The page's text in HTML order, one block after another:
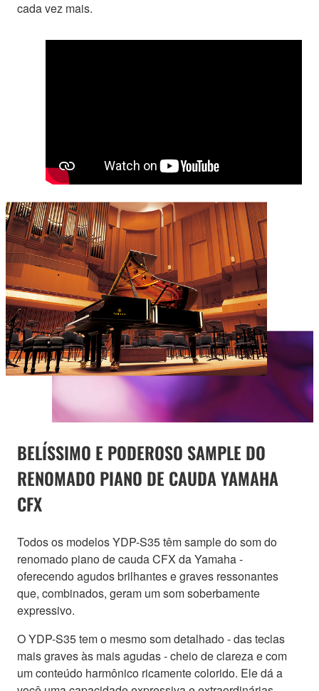
cada vez mais.
BELÍSSIMO E PODEROSO SAMPLE DO
RENOMADO PIANO DE CAUDA YAMAHA
CFX
Todos os modelos YDP-S35 têm sample do som do
renomado piano de cauda CFX da Yamaha -
oferecendo agudos brilhantes e graves ressonantes
que, combinados, geram um som soberbamente
expressivo.
O YDP-S35 tem o mesmo som detalhado - das teclas
mais graves às mais agudas - cheio de clareza e com
um conteúdo harmônico ricamente colorido. Ele dá a